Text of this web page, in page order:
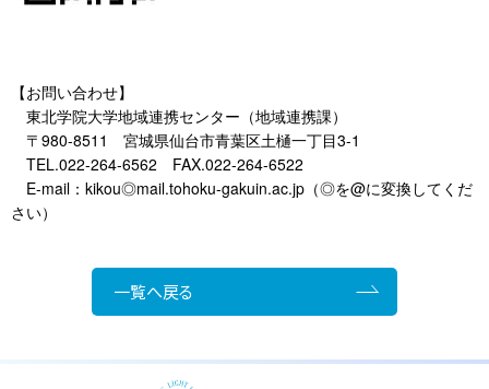
【お問い合わせ】
東北学院大学地域連携センター（地域連携課）
〒980-8511 宮城県仙台市青葉区土樋一丁目3-1
TEL.022-264-6562 FAX.022-264-6522
E-mail：kikou◎mail.tohoku-gakuin.ac.jp（◎を@に変換してくだ
さい）
一覧へ戻る